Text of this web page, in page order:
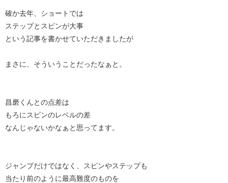
確か去年、ショートでは
ステップとスピンが大事
という記事を書かせていただきましたが
まさに、そういうことだったなぁと。
昌磨くんとの点差は
もろにスピンのレベルの差
なんじゃないかなぁと思ってます。
ジャンプだけではなく、スピンやステップも
当たり前のように最高難度のものを